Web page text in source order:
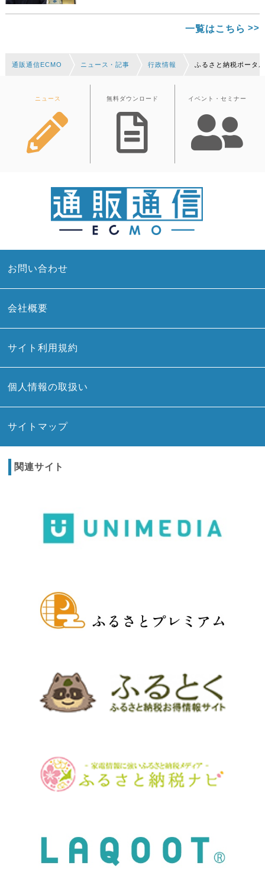
一覧はこちら
通販通信ECMO ニュース・記事 行政情報 ふるさと納税ポータ
ニュース 無料ダウンロード イベント・セミナー
お問い合わせ
会社概要
サイト利用規約
個人情報の取扱い
サイトマップ
関連サイト